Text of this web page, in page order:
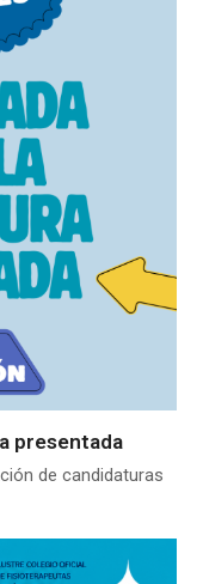
presentada
de candidaturas